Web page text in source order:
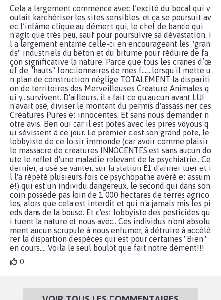
Cela a largement commencé avec l’excité du bocal qui v
oulait karchériser les sites sensibles. et ça se poursuit av
ec l’infâme clique au dément qui, le chef de bande qui
n'agit que très peu, sauf pour poursuivre sa dévastation. I
l a largement entamé celle-ci en encourageant les "gran
ds" industriels du béton et du bitume pour réduire de fa
çon significative la nature. Parce que tous les cranes d’œ
uf de "hauts" fonctionnaires de mes f.......lorsqu'il mette u
n plan de construction néglige TOTALEMENT la dispariti
on de territoires des Merveilleuses Créature Animales q
ui y...survivent. D'ailleurs, il a fait ce qu'aucun avant LUI
n'avait osé, diviser le montant du permis d'assassiner ces
Créatures Pures et innocentes. Et sans nous demander n
otre avis. Ben oui car il est potes avec les pires voyous q
ui sévissent à ce jour. Le premier c'est son grand pote, le
lobbyiste de ce loisir immonde (car avoir comme plaisir
le massacre de créatures INNOCENTES est sans aucun do
ute le reflet d'une maladie relevant de la psychiatrie.. Ce
dernier; a osé se vanter, sur la station E1 d'aimer tuer et i
l l'a répété plusieurs fois ce psychopathe avéré et assum
é!) qui est un individu dangereux. le second qui dans son
coin possède pas loin de 1 000 hectares de terres agrico
les, alors que cela est interdit et qui n'a jamais mis les pi
eds dans de la bouse. Et c'est lobbyiste des pesticides qu
i tuent la nature et nous avec.. Ces individus n'ont absolu
ment aucun scrupule à nous enfumer, à détruire à accélé
rer la dispartion d'espèces qui est pour certaines "Bien"
en cours.... Voila le seul boulot que fait notre dément!!!
0